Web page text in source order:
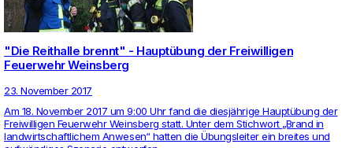
"Die Reithalle brennt" - Hauptübung der Freiwilligen
Feuerwehr Weinsberg
23. November 2017
Am 18. November 2017 um 9:00 Uhr fand die diesjährige Hauptübung der
Frei­wil­ligen Feu­er­wehr Weins­berg statt. Unter dem Stich­wort „Brand in
land­wirt­schaft­li­chem Anwesen“ hatten die Übungs­leiter ein breites und